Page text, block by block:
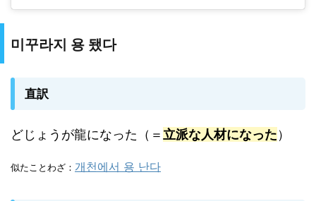
미꾸라지 용 됐다
直訳
どじょうが龍になった（＝立派な人材になった）
似たことわざ： 개천에서 용 난다